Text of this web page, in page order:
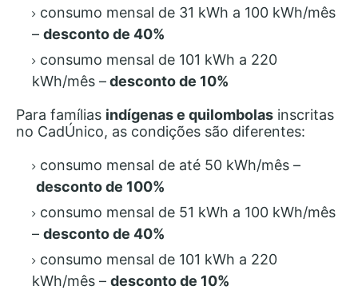
consumo mensal de 31 kWh a 100 kWh/mês
– desconto de 40%
consumo mensal de 101 kWh a 220
kWh/mês –desconto de 10%
Para famílias indígenas e quilombolas inscritas
no CadÚnico, as condições são diferentes:
consumo mensal de até 50 kWh/mês –
desconto de 100%
consumo mensal de 51 kWh a 100 kWh/mês
– desconto de 40%
consumo mensal de 101 kWh a 220
kWh/mês – desconto de 10%